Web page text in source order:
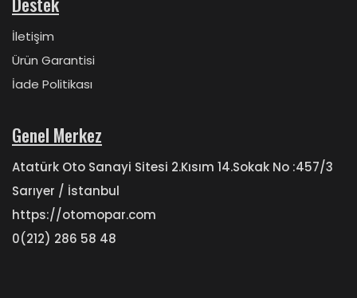
İletişim
Ürün Garantisi
İade Politikası
Genel Merkez
Atatürk Oto Sanayi Sitesi 2.Kısım 14.Sokak No :457/3
Sarıyer / İstanbul
https://otomopar.com
0(212) 286 58 48